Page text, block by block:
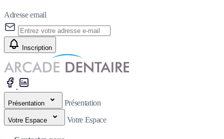
Adresse email
Inscription
Présentation Présentation
Votre Espace Votre Espace